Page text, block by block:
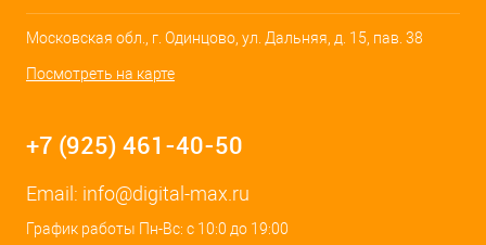
Московская обл., г. Одинцово, ул. Дальняя, д. 15, пав. 38
Посмотреть на карте
+7 (925) 461-40-50
Email: info@digital-max.ru
График работы Пн-Вс: с 10:0 до 19:00